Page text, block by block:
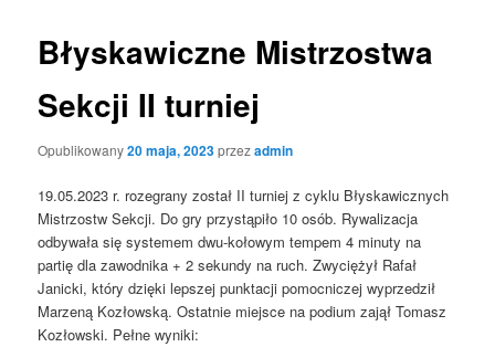
Błyskawiczne Mistrzostwa
Sekcji II turniej
Opublikowany20 maja, 2023przezadmin
19.05.2023 r. rozegrany został II turniej z cyklu Błyskawicznych
Mistrzostw Sekcji. Do gry przystąpiło 10 osób. Rywalizacja
odbywała się systemem dwu-kołowym tempem 4 minuty na
partię dla zawodnika + 2 sekundy na ruch. Zwyciężył Rafał
Janicki, który dzięki lepszej punktacji pomocniczej wyprzedził
Marzeną Kozłowską. Ostatnie miejsce na podium zajął Tomasz
Kozłowski. Pełne wyniki: